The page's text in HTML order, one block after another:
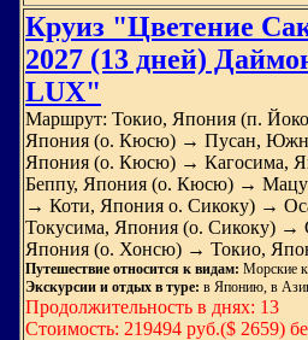
Круиз "Цветение
2027 (13 дней)
LUX"
Маршрут: Токио, Япония (п.
Япония (о. Кюсю) → Пусан,
Япония (о. Кюсю) → Кагосима,
Беппу, Япония (о. Кюсю) →
→ Коти, Япония о. Сикоку) →
Токусима, Япония (о. Сикоку) →
Япония (о. Хонсю) → Токио,
Путешествие относится к видам: Морские
Экскурсии и отдых в туре: в Японию, в
Продолжительность в днях: 13
Стоимость: 219494 руб.($ 2659)